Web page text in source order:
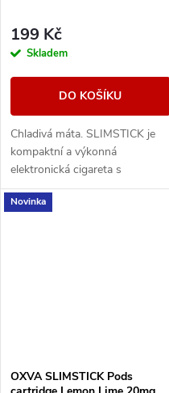
199 Kč
Skladem
DO KOŠÍKU
Chladivá máta. SLIMSTICK je
kompaktní a výkonná
elektronická cigareta s
předplněnou cartridgí o objemu
2ml.
Novinka
OXVA SLIMSTICK Pods